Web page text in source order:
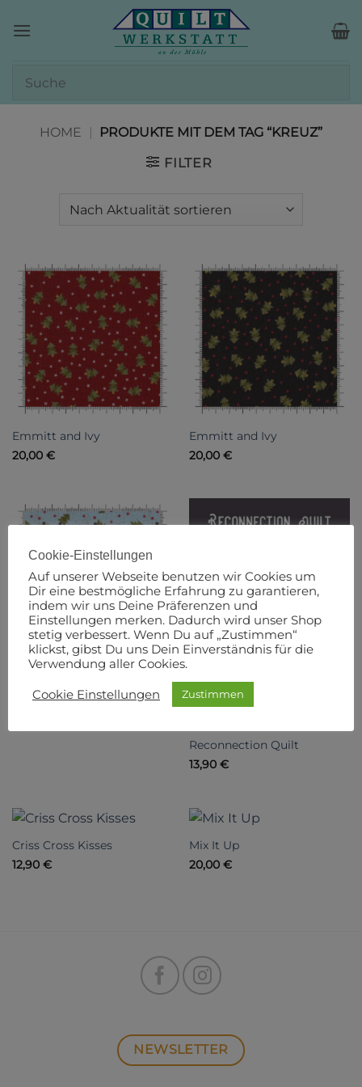
Inhalt
HOME |
PRODUKTE MIT DEM TAG “KREUZ”
FILTER
Emmitt and Ivy
20,00 €
Emmitt and Ivy
20,00 €
20,00€
Reconnection Quilt
13,90 €
Criss Cross Kisses
12,90 €
Mix It Up
20,00 €
NEWSLETTER
Cookie-Einstellungen
Auf unserer Webseite benutzen wir Cookies um
Dir eine bestmögliche Erfahrung zu garantieren,
indem wir uns Deine Präferenzen und
Einstellungen merken. Dadurch wird unser Shop
stetig verbessert. Wenn Du auf „Zustimmen“
klickst, gibst Du uns Dein Einverständnis für die
Verwendung aller Cookies.
Cookie Einstellungen Zustimmen